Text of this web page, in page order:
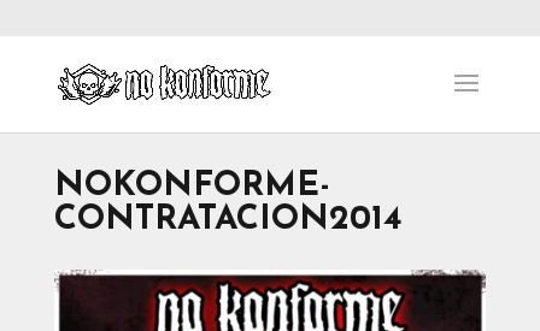
NOKONFORME-
CONTRATACION2014